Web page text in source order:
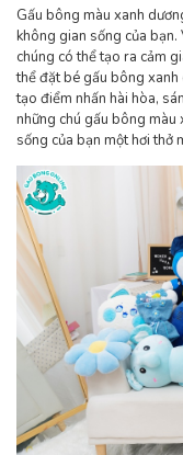
Gấu bông màu xanh
không gian sống của
chúng có thể tạo ra cảm
thể đặt bé gấu bông
tạo điểm nhấn hài hòa,
những chú gấu bông màu
sống của bạn một hơi thở